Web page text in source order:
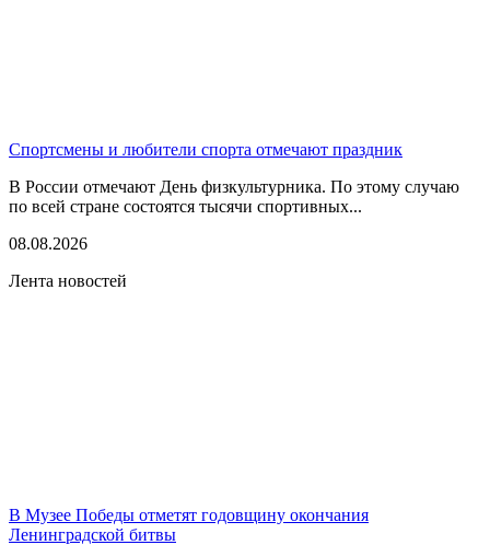
Спортсмены и любители спорта отмечают праздник
В России отмечают День физкультурника. По этому случаю
по всей стране состоятся тысячи спортивных...
08.08.2026
Лента новостей
В Музее Победы отметят годовщину окончания
Ленинградской битвы